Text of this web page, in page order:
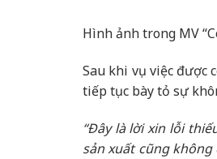
Hình ảnh trong MV
Sau khi vụ việc được
tiếp tục bày tỏ sự
“Đây là lời xin lỗi
sản xuất cũng